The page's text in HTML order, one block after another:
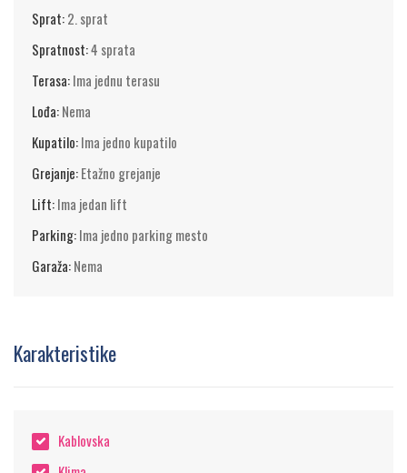
Sprat:2. sprat
Spratnost:4 sprata
Terasa:Ima jednu terasu
Lođa:Nema
Kupatilo:Ima jedno kupatilo
Grejanje:Etažno grejanje
Lift:Ima jedan lift
Parking:Ima jedno parking mesto
Garaža:Nema
Karakteristike
Kablovska